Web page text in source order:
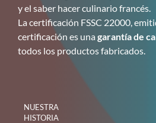
y el saber hacer culinario francés.
La certificación FSSC 22000,
certificación es una garantía de
todos los productos fabricados.
NUESTRA
HISTORIA